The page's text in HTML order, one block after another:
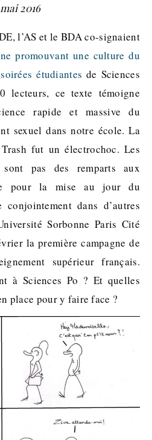
mai 2016
promouvant une culture du
étudiantes de Sciences
lecteurs, ce texte témoigne
rapide et massive du
sexuel dans notre école. La
fut un électrochoc. Les
pas des remparts aux
pour la mise au jour du
dans d’autres
Sorbonne Paris Cité
la première campagne de
supérieur français.
à Sciences Po ? Et quelles
place pour y faire face ?